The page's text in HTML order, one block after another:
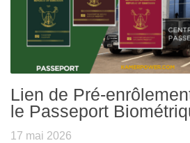
Lien de Pré-
le Passeport
17 mai 2026